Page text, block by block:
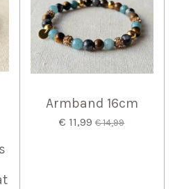
Armband 16cm
€ 11,99 € 14,99